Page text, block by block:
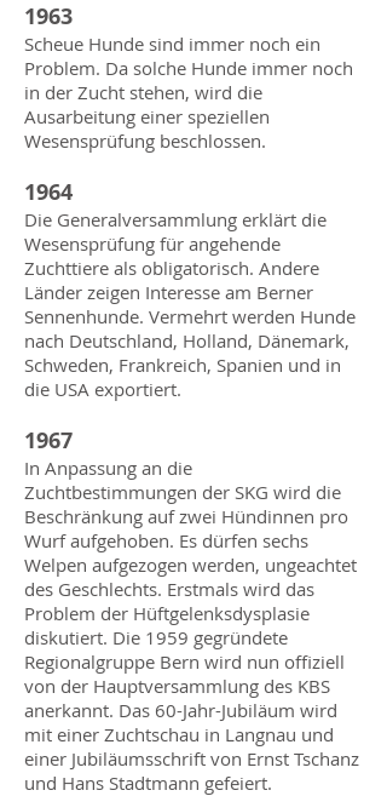
1963
Scheue Hunde sind immer noch ein
Problem. Da solche Hunde immer noch
in der Zucht stehen, wird die
Ausarbeitung einer speziellen
Wesensprüfung beschlossen.
1964
Die Generalversammlung erklärt die
Wesensprüfung für angehende
Zuchttiere als obligatorisch. Andere
Länder zeigen Interesse am Berner
Sennenhunde. Vermehrt werden Hunde
nach Deutschland, Holland, Dänemark,
Schweden, Frankreich, Spanien und in
die USA exportiert.
1967
In Anpassung an die
Zuchtbestimmungen der SKG wird die
Beschränkung auf zwei Hündinnen pro
Wurf aufgehoben. Es dürfen sechs
Welpen aufgezogen werden, ungeachtet
des Geschlechts. Erstmals wird das
Problem der Hüftgelenksdysplasie
diskutiert. Die 1959 gegründete
Regionalgruppe Bern wird nun offiziell
von der Hauptversammlung des KBS
anerkannt. Das 60-Jahr-Jubiläum wird
mit einer Zuchtschau in Langnau und
einer Jubiläumsschrift von Ernst Tschanz
und Hans Stadtmann gefeiert.